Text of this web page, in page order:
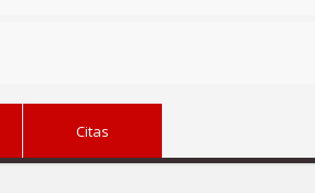
Citas